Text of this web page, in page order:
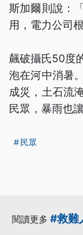
斯加爾則說：
用，電力公司
飆破攝氏50度
泡在河中消暑
成災，土石流
民眾，暴雨也
民眾
閱讀更多 #救難